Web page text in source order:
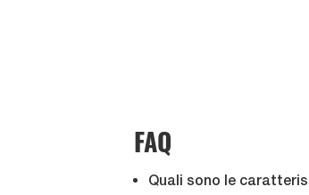
FAQ
Quali sono le